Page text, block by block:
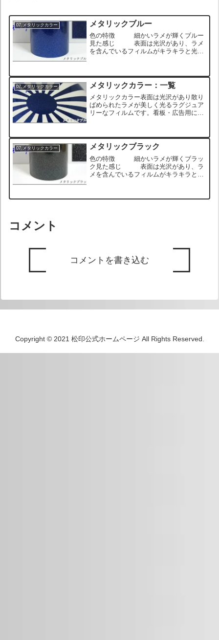
07.メタリックカラー メタリックブルー
色の特徴 細かいラメが輝くブルー
見た感じ 表面は光沢があり、ラメ
を含んでいるフィルムがキラキラと光る
質感 ロール状のサンプル画像 日章旗/
旭日旗ステッカーのサン...
07.メタリックカラー メタリックカラー：一覧
メタリックカラー表面は光沢があり散り
ばめられたラメが美しく光るラグジュア
リーなフィルムです。看板・広告用に限
耐用年数４年と長期で、レーシングマシ
ン用のカスタムに開発さ...
07.メタリックカラー メタリックブラック
色の特徴 細かいラメが輝くブラッ
ク見た感じ 表面は光沢があり、ラ
メを含んでいるフィルムがキラキラと光
な質感 ロール状のサンプル画像 日章
コメント
コメントを書き込む
Copyright © 2021 松印公式ホームページ All Rights Reserved.